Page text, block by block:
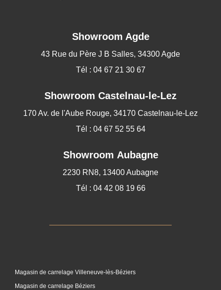
Showroom Agde
43 Rue du Père J B Salles, 34300 Agde
Tél : 04 67 21 30 67
Showroom Castelnau-le-Lez
170 Av. de l'Aube Rouge, 34170 Castelnau-le-Lez
Tél : 04 67 52 55 64
Showroom Aubagne
2230 RN8, 13400 Aubagne
Tél : 04 42 08 19 66
Magasin de carrelage Villeneuve-lès-Béziers
Magasin de carrelage Béziers